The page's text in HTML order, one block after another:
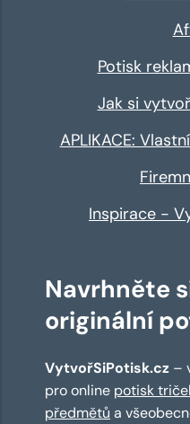
Potisk
Jak si
APLIKACE:
Inspirace -
Navrhněte
originální
VytvořSiPotisk.cz –
pro online potisk
předmětů a